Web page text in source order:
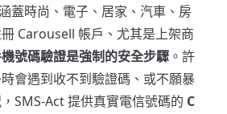
蓋時尚、電子、居家、汽車、房
Carousell 帳戶、尤其是上架商
號碼驗證是強制的安全步驟 。許
會遇到收不到驗證碼、或不願暴
SMS-Act 提供真實電信號碼的 C